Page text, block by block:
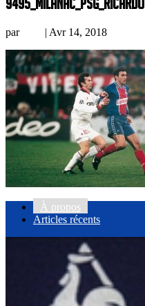
par | Avr 14, 2018
À propos
Articles récents